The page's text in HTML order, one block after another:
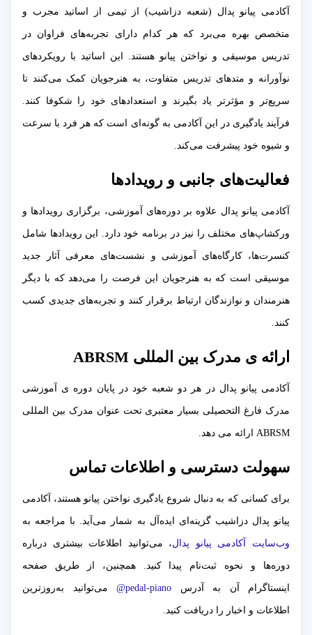
آکادمی پیانو پدال (شعبه دزاشیب) از تیمی از اساتید مجرب و
متخصص بهره می‌برد که هر کدام دارای تجربه‌های فراوان در
تدریس موسیقی و نواختن پیانو هستند. این اساتید با رویکردهای
نوآورانه و متدهای تدریس متفاوت، به هنرجویان کمک می‌کنند تا
سریع‌تر و مؤثرتر یاد بگیرند و استعدادهای خود را شکوفا کنند.
فرآیند یادگیری در این آکادمی به گونه‌ای است که هر فرد با سرعت
و شیوه خود پیشرفت می‌کند.
فعالیت‌های جانبی و رویدادها
آکادمی پیانو پدال علاوه بر دوره‌های آموزشی، برگزاری رویدادها و
ورکشاپ‌های مختلف را نیز در برنامه خود دارد. این رویدادها شامل
کنسرت‌ها، کارگاه‌های آموزشی و نشست‌های معرفی آثار جدید
موسیقی است که به هنرجویان این فرصت را می‌دهد که با دیگر
هنرمندان و نوازندگان ارتباط برقرار کنند و تجربه‌های جدیدی کسب
کنند.
ارائه ی مدرک بین المللی ABRSM
آکادمی پیانو پدال در هر دو شعبه خود در پایان دوره ی آموزشی
مدرک فارغ التحصیلی بسیار معتبری تحت عنوان مدرک بین المللی
ABRSM ارائه می دهد.
سهولت دسترسی و اطلاعات تماس
برای کسانی که به دنبال شروع یادگیری نواختن پیانو هستند، آکادمی
پیانو پدال دزاشیب گزینه‌ای ایده‌آل به شمار می‌آید. با مراجعه به
وب‌سایت آکادمی پیانو پدال، می‌توانید اطلاعات بیشتری درباره
دوره‌ها و نحوه ثبت‌نام پیدا کنید. همچنین، از طریق صفحه
اینستاگرام آن به آدرس pedal-piano@ می‌توانید به‌روزترین
اطلاعات و اخبار را دریافت کنید.